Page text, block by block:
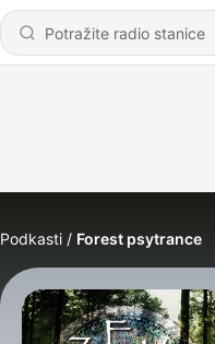
Podkasti Forest psytrance